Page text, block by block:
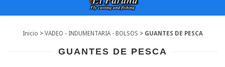
Inicio > VADEO - INDUMENTARIA - BOLSOS > GUANTES DE PESCA
GUANTES DE PESCA